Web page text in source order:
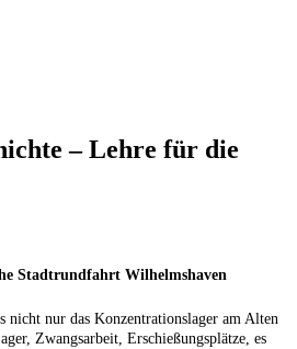
– Lehre für die
Stadtrundfahrt Wilhelmshaven
nicht nur das Konzentrationslager am Alten
Zwangsarbeit, Erschießungsplätze, es